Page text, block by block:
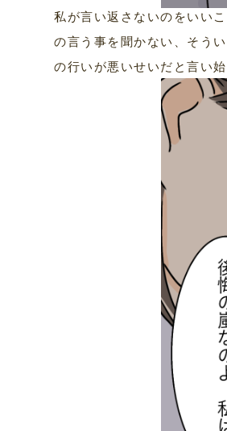
私が言い返さないのをいい
の言う事を聞かない、そう
の行いが悪いせいだと言い始